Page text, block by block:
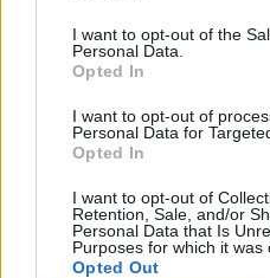
I want to opt-out of the
Personal Data.
Opted In
I want to opt-out of
Personal Data for
Opted In
I want to opt-out of
Retention, Sale, and/or
Personal Data that Is
Purposes for which it was
Opted Out
Andrea Cardillo
Pietro Ladu